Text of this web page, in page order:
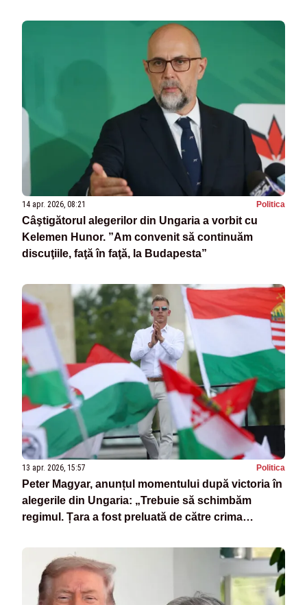
14 apr. 2026, 08:21 Politica
Câştigătorul alegerilor din Ungaria a vorbit cu
Kelemen Hunor. ”Am convenit să continuăm
discuţiile, faţă în faţă, la Budapesta”
13 apr. 2026, 15:57 Politica
Peter Magyar, anunțul momentului după victoria în
alegerile din Ungaria: „Trebuie să schimbăm
regimul. Țara a fost preluată de către crima